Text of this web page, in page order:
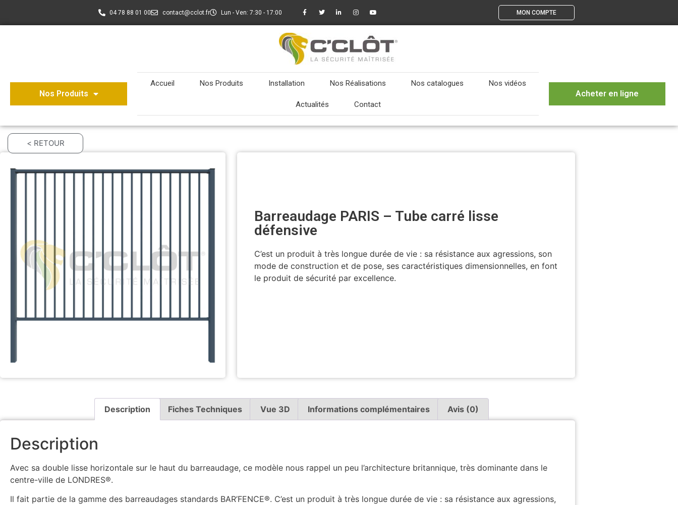
04 78 88 01 00 contact@cclot.fr Lun - Ven: 7:30 - 17:00 MON COMPTE
Nos Produits
Accueil Nos Produits Installation Nos Réalisations Nos catalogues Nos vidéos
Actualités Contact
Acheter en ligne
< RETOUR
Barreaudage PARIS – Tube carré lisse
défensive
C’est un produit à très longue durée de vie : sa résistance aux agressions, son
mode de construction et de pose, ses caractéristiques dimensionnelles, en font
le produit de sécurité par excellence.
Description Fiches Techniques Vue 3D Informations complémentaires Avis (0)
Description
Avec sa double lisse horizontale sur le haut du barreaudage, ce modèle nous rappel un peu l’architecture britannique, très dominante dans le
centre-ville de LONDRES®.
Il fait partie de la gamme des barreaudages standards BAR’FENCE®. C’est un produit à très longue durée de vie : sa résistance aux agressions,